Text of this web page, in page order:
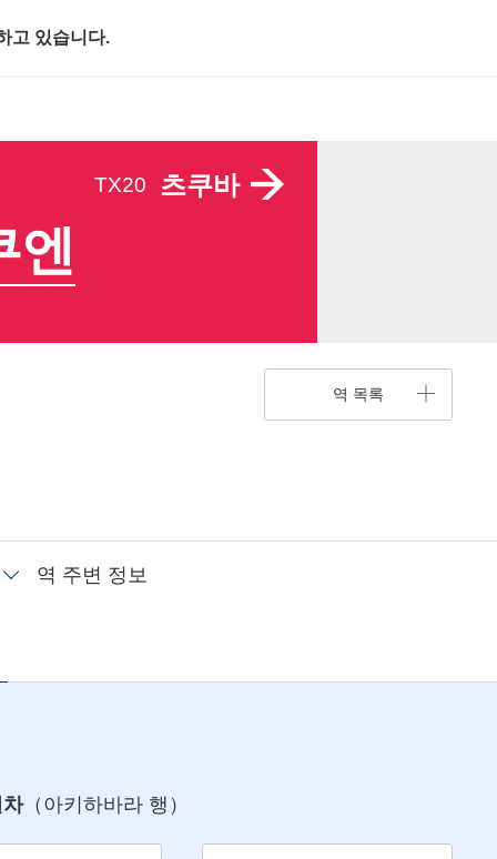
고 있습니다.
TX20 츠쿠바
엔
역 목록
역 주변 정보
（아키하바라 행）